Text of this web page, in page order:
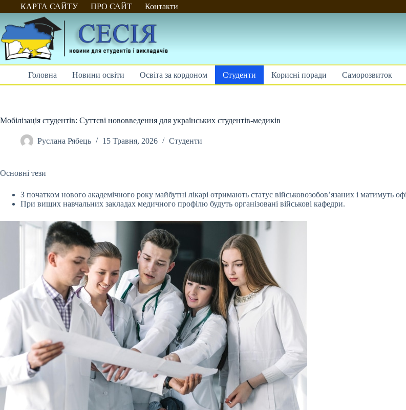
Перейти
до
КАРТА САЙТУ ПРО САЙТ Контакти
Головна Новини освіти Освіта за кордоном Студенти Корисні поради Саморозвиток
Мобілізація студентів: Суттєві нововведення для українських студентів-медиків
Руслана Рябець 15 Травня, 2026 Студенти
Основні тези
З початком нового академічного року майбутні лікарі отримають статус військовозобов’язаних і матимуть
При вищих навчальних закладах медичного профілю будуть організовані військові кафедри.